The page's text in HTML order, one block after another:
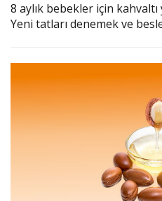
8 aylık bebekler için
Yeni tatları denemek ve